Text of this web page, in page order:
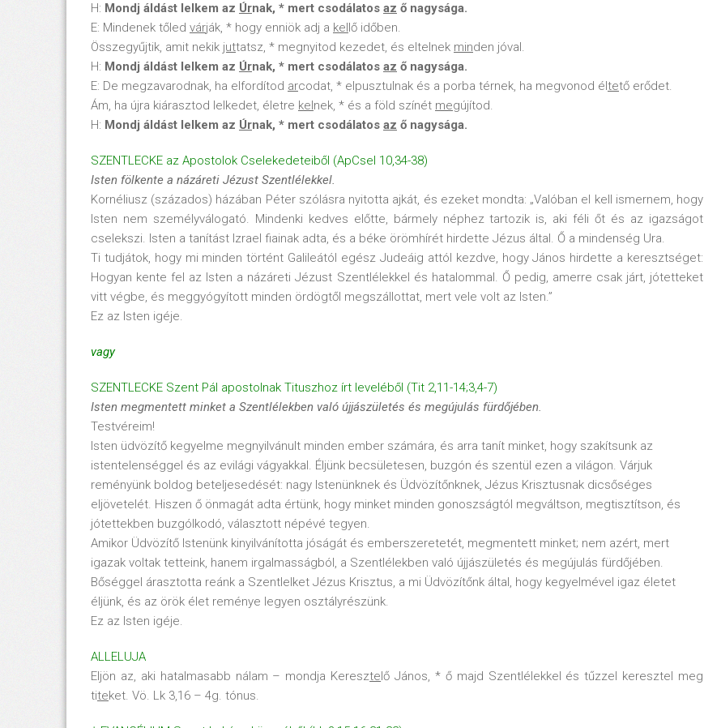
H: Mondj áldást lelkem az Úrnak, * mert csodálatos az ő nagysága.
E: Mindenek tőled várják, * hogy enniök adj a kellő időben.
Összegyűjtik, amit nekik juttatsz, * megnyitod kezedet, és eltelnek minden jóval.
H: Mondj áldást lelkem az Úrnak, * mert csodálatos az ő nagysága.
E: De megzavarodnak, ha elfordítod arcodat, * elpusztulnak és a porba térnek, ha megvonod éltető erődet.
Ám, ha újra kiárasztod lelkedet, életre kelnek, * és a föld színét megújítod.
H: Mondj áldást lelkem az Úrnak, * mert csodálatos az ő nagysága.
SZENTLECKE az Apostolok Cselekedeteiből (ApCsel 10,34-38)
Isten fölkente a názáreti Jézust Szentlélekkel.
Kornéliusz (százados) házában Péter szólásra nyitotta ajkát, és ezeket mondta: „Valóban el kell ismernem, hogy
Isten nem személyválogató. Mindenki kedves előtte, bármely néphez tartozik is, aki féli őt és az igazságot
cselekszi. Isten a tanítást Izrael fiainak adta, és a béke örömhírét hirdette Jézus által. Ő a mindenség Ura.
Ti tudjátok, hogy mi minden történt Galileától egész Judeáig attól kezdve, hogy János hirdette a keresztséget:
Hogyan kente fel az Isten a názáreti Jézust Szentlélekkel és hatalommal. Ő pedig, amerre csak járt, jótetteket
vitt végbe, és meggyógyított minden ördögtől megszállottat, mert vele volt az Isten.”
Ez az Isten igéje.
vagy
SZENTLECKE Szent Pál apostolnak Tituszhoz írt leveléből (Tit 2,11-14;3,4-7)
Isten megmentett minket a Szentlélekben való újjászületés és megújulás fürdőjében.
Testvéreim!
Isten üdvözítő kegyelme megnyilvánult minden ember számára, és arra tanít minket, hogy szakítsunk az
istentelenséggel és az evilági vágyakkal. Éljünk becsületesen, buzgón és szentül ezen a világon. Várjuk
reményünk boldog beteljesedését: nagy Istenünknek és Üdvözítőnknek, Jézus Krisztusnak dicsőséges
eljövetelét. Hiszen ő önmagát adta értünk, hogy minket minden gonoszságtól megváltson, megtisztítson, és
jótettekben buzgólkodó, választott népévé tegyen.
Amikor Üdvözítő Istenünk kinyilvánította jóságát és emberszeretetét, megmentett minket; nem azért, mert
igazak voltak tetteink, hanem irgalmasságból, a Szentlélekben való újjászületés és megújulás fürdőjében.
Bőséggel árasztotta reánk a Szentlelket Jézus Krisztus, a mi Üdvözítőnk által, hogy kegyelmével igaz életet
éljünk, és az örök élet reménye legyen osztályrészünk.
Ez az Isten igéje.
ALLELUJA
Eljön az, aki hatalmasabb nálam – mondja Keresztelő János, * ő majd Szentlélekkel és tűzzel keresztel meg
titeket. Vö. Lk 3,16 – 4g. tónus.